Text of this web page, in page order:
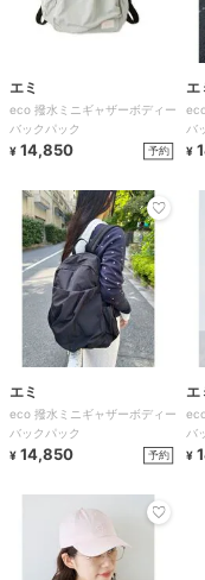
エミ
eco 撥水ミニギャザーボディー
バックパック
¥ 14,850 予約
エ
バ
¥
エミ
eco 撥水ミニギャザーボディー
バックパック
¥ 14,850 予約
エ
バ
¥